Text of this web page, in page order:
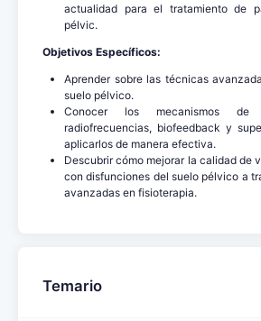
actualidad para el tratamiento de
pélvic.
Objetivos Específicos:
Aprender sobre las técnicas
suelo pélvico.
Conocer los mecanismos
radiofrecuencias, biofeedback y
aplicarlos de manera efectiva.
Descubrir cómo mejorar la calidad de
con disfunciones del suelo pélvico a
avanzadas en fisioterapia.
Temario